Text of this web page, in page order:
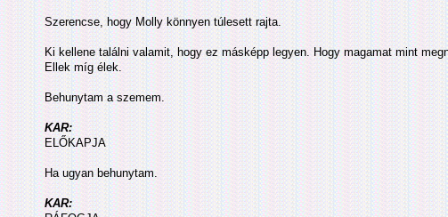
Szerencse, hogy Molly könnyen túlesett rajta.
Ki kellene találni valamit, hogy ez másképp legyen. Hogy magamat mint
Ellek míg élek.
Behunytam a szemem.
KAR:
ELŐKAPJA
Ha ugyan behunytam.
KAR: